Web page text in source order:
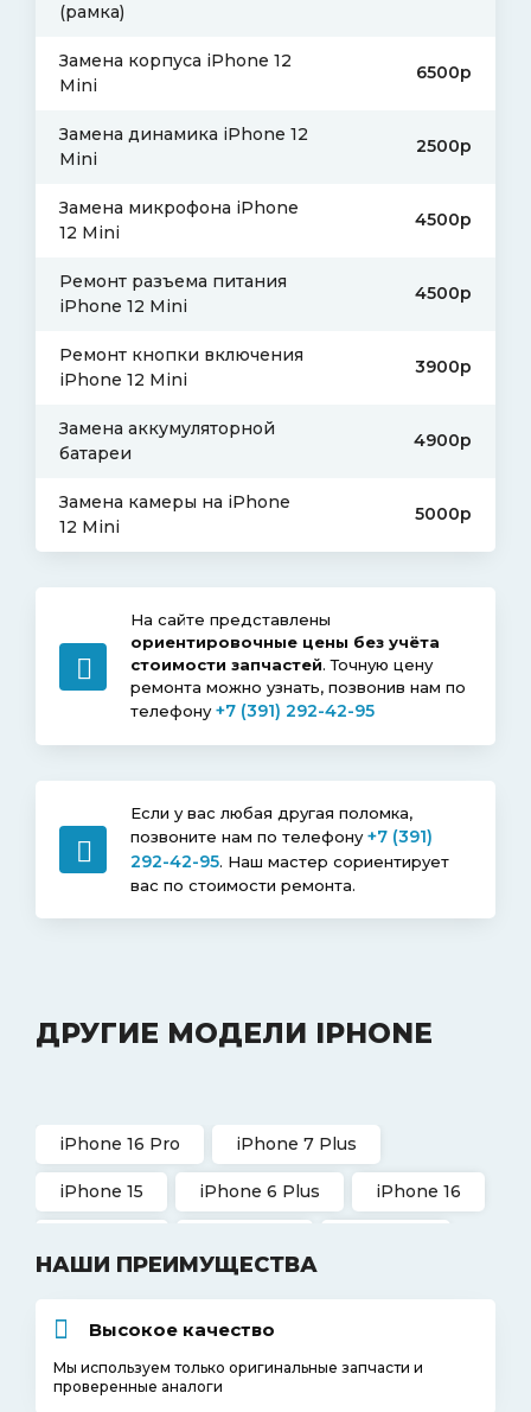
(рамка)
Замена корпуса iPhone 12
Mini
6500р
Замена динамика iPhone 12
Mini
2500р
Замена микрофона iPhone
12 Mini
4500р
Ремонт разъема питания
iPhone 12 Mini
4500р
Ремонт кнопки включения
iPhone 12 Mini
3900р
Замена аккумуляторной
батареи
4900р
Замена камеры на iPhone
12 Mini
5000р
На сайте представлены
ориентировочные цены без учёта
стоимости запчастей. Точную цену
ремонта можно узнать, позвонив нам по
телефону+7 (391) 292-42-95
Если у вас любая другая поломка,
позвоните нам по телефону+7 (391)
292-42-95. Наш мастер сориентирует
вас по стоимости ремонта.
ДРУГИЕ МОДЕЛИ IPHONE
iPhone 16 Pro iPhone 7 Plus
iPhone 15 iPhone 6 Plus iPhone 16
НАШИ ПРЕИМУЩЕСТВА
Высокое качество
Мы используем только оригинальные запчасти и
проверенные аналоги